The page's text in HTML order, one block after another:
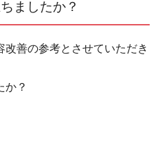
ましたか？
善の参考とさせていただき
か？